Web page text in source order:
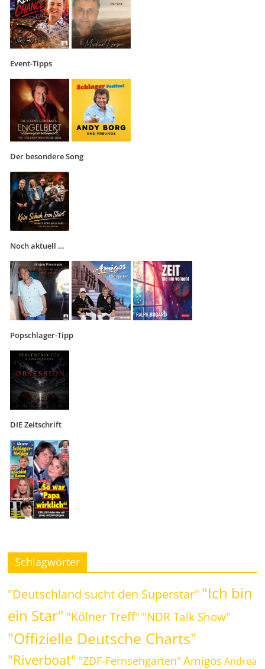
Event-Tipps
Der besondere Song
Noch aktuell …
Popschlager-Tipp
DIE Zeitschrift
Schlagwörter
"Deutschland sucht den Superstar" "Ich bin
ein Star" "Kölner Treff" "NDR Talk Show"
"Offizielle Deutsche Charts"
"Riverboat" "ZDF-Fernsehgarten" Amigos Andrea